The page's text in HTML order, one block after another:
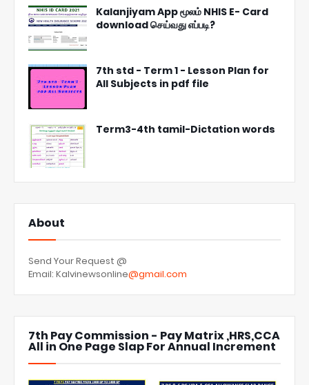
Kalanjiyam App மூலம் NHIS E- Card
download செய்வது எப்படி?
7th std - Term 1 - Lesson Plan for
All Subjects in pdf file
Term3-4th tamil-Dictation words
About
Send Your Request @
Email: Kalvinewsonline@gmail.com
7th Pay Commission - Pay Matrix ,HRS,CCA
All in One Page Slap For Annual Increment